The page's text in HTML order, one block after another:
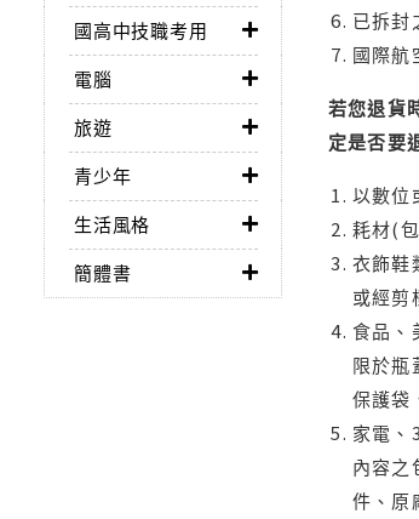
國高中技職考用
電腦
旅遊
青少年
生活風格
簡體書
已拆封
國際航
若您退貨
定是否要
以數位
耗材(
衣飾鞋
或經剪
食品、
限於瓶
保護袋
家電、
內容之
件、原